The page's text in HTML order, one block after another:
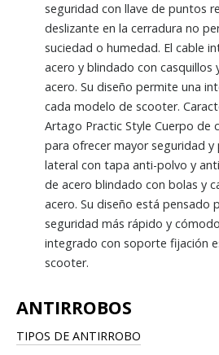
seguridad con llave de puntos
deslizante en la cerradura no
suciedad o humedad. El cable
acero y blindado con casquillos
acero. Su diseño permite una
cada modelo de scooter.
Artago Practic Style Cuerpo de
para ofrecer mayor seguridad
lateral con tapa anti-polvo y
de acero blindado con bolas y
acero. Su diseño está pensado
seguridad más rápido y
integrado con soporte fijación
scooter.
ANTIRROBOS
TIPOS DE ANTIRROBO